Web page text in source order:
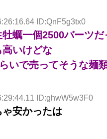
ID:QnF5g3tx0
蠣一個2500バーツだ
いけどな
いで売ってそうな麺
ID:ghwW5w3F0
安かったは